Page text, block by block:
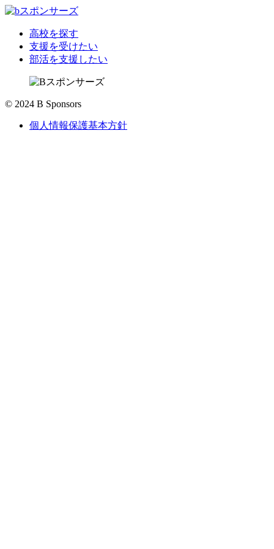
高校を探す
支援を受けたい
部活を支援したい
© 2024 B Sponsors
個人情報保護基本方針